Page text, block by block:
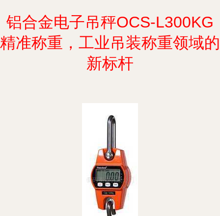
铝合金电子吊秤OCS-L300KG
精准称重，工业吊装称重领域的
新标杆